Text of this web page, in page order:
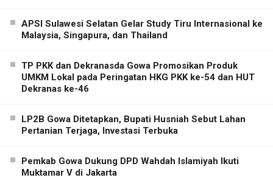
APSI Sulawesi Selatan Gelar Study Tiru Internasional ke
Malaysia, Singapura, dan Thailand
TP PKK dan Dekranasda Gowa Promosikan Produk
UMKM Lokal pada Peringatan HKG PKK ke-54 dan HUT
Dekranas ke-46
LP2B Gowa Ditetapkan, Bupati Husniah Sebut Lahan
Pertanian Terjaga, Investasi Terbuka
Pemkab Gowa Dukung DPD Wahdah Islamiyah Ikuti
Muktamar V di Jakarta